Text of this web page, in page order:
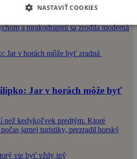
kontrastov a druhých šancí. Medzi
a mrakodrapmi sa zrodila moderná
Jar v horách môže byť
než kedykoľvek predtým. Ktoré
jarnej turistiky, prezradil horský
NASTAVIŤ COOKIES